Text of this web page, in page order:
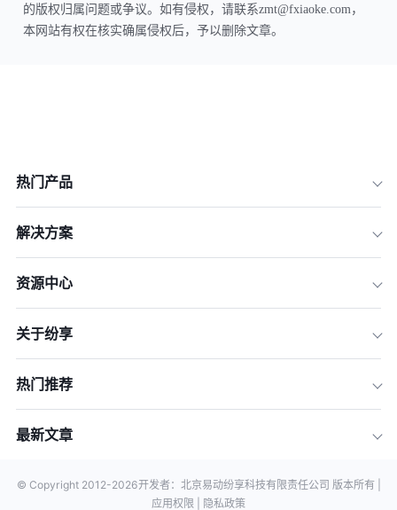
的版权归属问题或争议。如有侵权，请联系zmt@fxiaoke.com，
本网站有权在核实确属侵权后，予以删除文章。
热门产品
解决方案
资源中心
关于纷享
热门推荐
最新文章
© Copyright 2012-2026开发者：北京易动纷享科技有限责任公司 版本所有 |
应用权限 |
隐私政策